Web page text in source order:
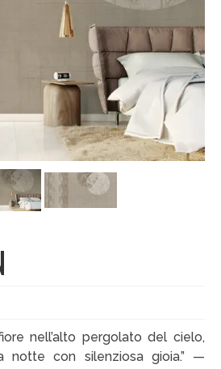
moderna
industrial
case montagna
alpino
nell’alto pergolato del cielo,
notte con silenziosa gioia.” —